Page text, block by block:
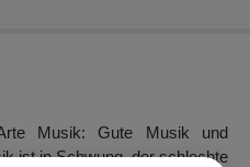
Musik: Gute Musik und
ist in Schwung, der schlechte